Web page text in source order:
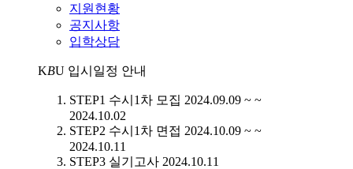
지원현황
공지사항
입학상담
KBU 입시일정 안내
STEP1 수시1차 모집 2024.09.09 ~ ~
2024.10.02
STEP2 수시1차 면접 2024.10.09 ~ ~
2024.10.11
STEP3 실기고사 2024.10.11